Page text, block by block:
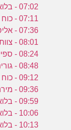
07:02 - בלואי ע.3 - פרק 110
07:11 - כוח פי.ג'יי ע.4 - פרק 83
07:36 - אליס במאפיית הפלאות - פרק 16
08:01 - צוות תרנגול - פרק 16
08:24 - ספיידי וחבריו המופלאים - פרק 21
08:48 - גורים וחברים ע.2 - פרק 38
09:12 - כוח פי.ג'יי ע.2 - פרק 44
09:36 - מירה, בלשית מלכותית - פרק 19
09:59 - בלואי - פרק 6
10:06 - בלואי ע.2 - פרק 82
10:13 - בלואי - פרק 22